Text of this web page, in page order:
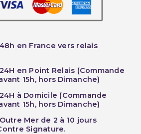
en France vers relais
en Point Relais (Commande
15h, hors Dimanche)
à Domicile (Commande
15h, hors Dimanche)
Mer de 2 à 10 jours
Signature.